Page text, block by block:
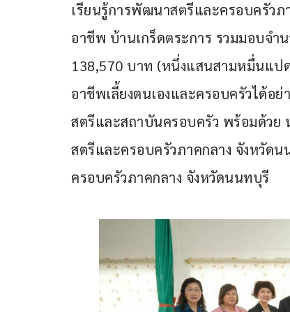
เรียนรู้การพัฒนาสตรีและครอบครัว
อาชีพ บ้านเกร็ดตระการ รวมมอบจำ
138,570 บาท (หนึ่งแสนสามหมื่นแป
อาชีพเลี้ยงตนเองและครอบครัวได้อ
สตรีและสถาบันครอบครัว พร้อมด้วย
สตรีและครอบครัวภาคกลาง จังหวัด
ครอบครัวภาคกลาง จังหวัดนนทบุรี